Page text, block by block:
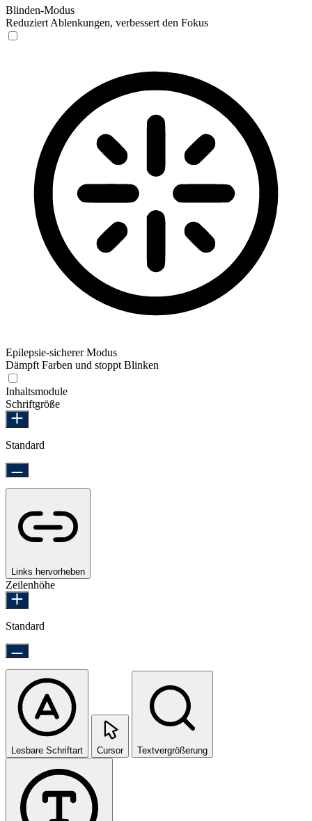
Blinden-Modus
Reduziert Ablenkungen, verbessert den Fokus
Epilepsie-sicherer Modus
Dämpft Farben und stoppt Blinken
Inhaltsmodule
Schriftgröße
Standard
Links hervorheben
Zeilenhöhe
Standard
Lesbare Schriftart Cursor Textvergrößerung